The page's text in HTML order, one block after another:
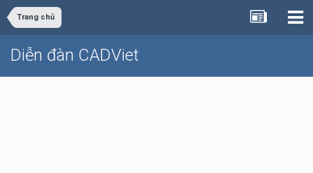
Trang chủ
Diễn đàn CADViet